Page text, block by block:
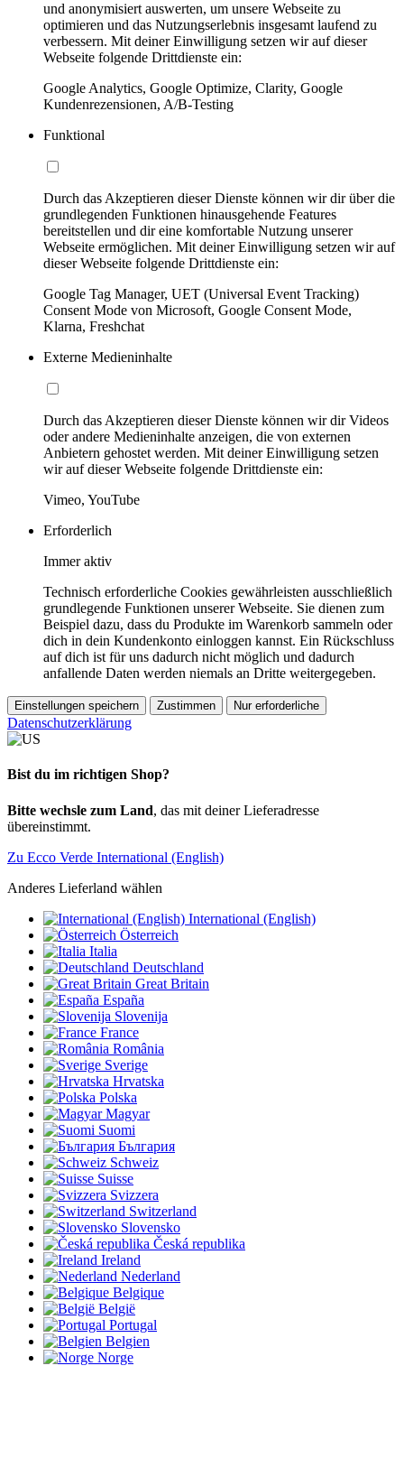
und anonymisiert auswerten, um unsere Webseite zu
optimieren und das Nutzungserlebnis insgesamt laufend zu
verbessern. Mit deiner Einwilligung setzen wir auf dieser
Webseite folgende Drittdienste ein:
Google Analytics, Google Optimize, Clarity, Google
Kundenrezensionen, A/B-Testing
Funktional
Durch das Akzeptieren dieser Dienste können wir dir über die
grundlegenden Funktionen hinausgehende Features
bereitstellen und dir eine komfortable Nutzung unserer
Webseite ermöglichen. Mit deiner Einwilligung setzen wir auf
dieser Webseite folgende Drittdienste ein:
Google Tag Manager, UET (Universal Event Tracking)
Consent Mode von Microsoft, Google Consent Mode,
Klarna, Freshchat
Externe Medieninhalte
Durch das Akzeptieren dieser Dienste können wir dir Videos
oder andere Medieninhalte anzeigen, die von externen
Anbietern gehostet werden. Mit deiner Einwilligung setzen
wir auf dieser Webseite folgende Drittdienste ein:
Vimeo, YouTube
Erforderlich
Immer aktiv
Technisch erforderliche Cookies gewährleisten ausschließlich
grundlegende Funktionen unserer Webseite. Sie dienen zum
Beispiel dazu, dass du Produkte im Warenkorb sammeln oder
dich in dein Kundenkonto einloggen kannst. Ein Rückschluss
auf dich ist für uns dadurch nicht möglich und dadurch
anfallende Daten werden niemals an Dritte weitergegeben.
Einstellungen speichern Zustimmen Nur erforderliche
Datenschutzerklärung
Bist du im richtigen Shop?
Bitte wechsle zum Land, das mit deiner Lieferadresse
übereinstimmt.
Zu Ecco Verde International (English)
Anderes Lieferland wählen
International (English)
Österreich
Italia
Deutschland
Great Britain
España
Slovenija
France
România
Sverige
Hrvatska
Polska
Magyar
Suomi
България
Schweiz
Suisse
Svizzera
Switzerland
Slovensko
Česká republika
Ireland
Nederland
Belgique
België
Portugal
Belgien
Norge